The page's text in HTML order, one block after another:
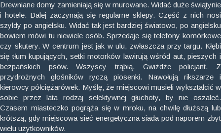
Drewniane domy zamieniają się w murowane. Widać duże świątynie
i hotele. Dalej zaczynają się regularne sklepy. Część z nich nosi
szyldy po angielsku. Widać tak jest bardziej światowo, po angielsku
bowiem mówi tu niewiele osób. Sprzedaje się telefony komórkowe
czy skutery. W centrum jest jak w ulu, zwłaszcza przy targu. Kłębi
się tłum kupujących, setki motorków lawirują wśród aut, pieszych i
bezpańskich psów. Wszyscy trąbią. Gwiżdże policjant. Z
przydrożnych głośników ryczą piosenki. Nawołują rikszarze i
kierowcy półciężarówek. Myślę, że miejscowi musieli wykształcić w
sobie przez lata rodzaj selektywnej głuchoty, by nie oszaleć.
Czasem miasteczko pogrąża się w mroku, na chwilę dłuższą lub
krótszą, gdy miejscowa sieć energetyczna siada pod naporem zbyt
wielu użytkowników.